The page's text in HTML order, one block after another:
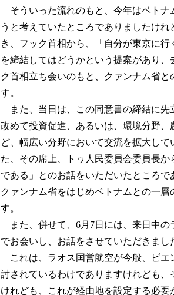
そういった流れのもと、今年はベトナ
うと考えていたところでありましたけ
き、フック首相から、「自分が東京に
を締結してはどうかという提案があり
ク首相立ち会いのもと、クァンナム省
す。
また、当日は、この同意書の締結に先
改めて投資促進、あるいは、環境分野
ど、幅広い分野において交流を拡大し
た、その席上、トゥ人民委員会委員長
である」とのお話をいただいたところで
クァンナム省をはじめベトナムとの一
す。
また、併せて、6月7日には、来日中の
でお会いし、お話をさせていただきまし
これは、ラオス国営航空が今般、ビエ
討されているわけでありますけれども
けれども、これが経由地を設定する必